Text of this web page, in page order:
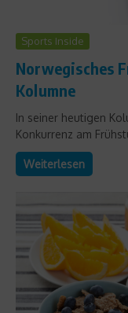
Sports Inside
Norwegisches
Kolumne
In seiner heutigen
Konkurrenz am
Weiterlesen